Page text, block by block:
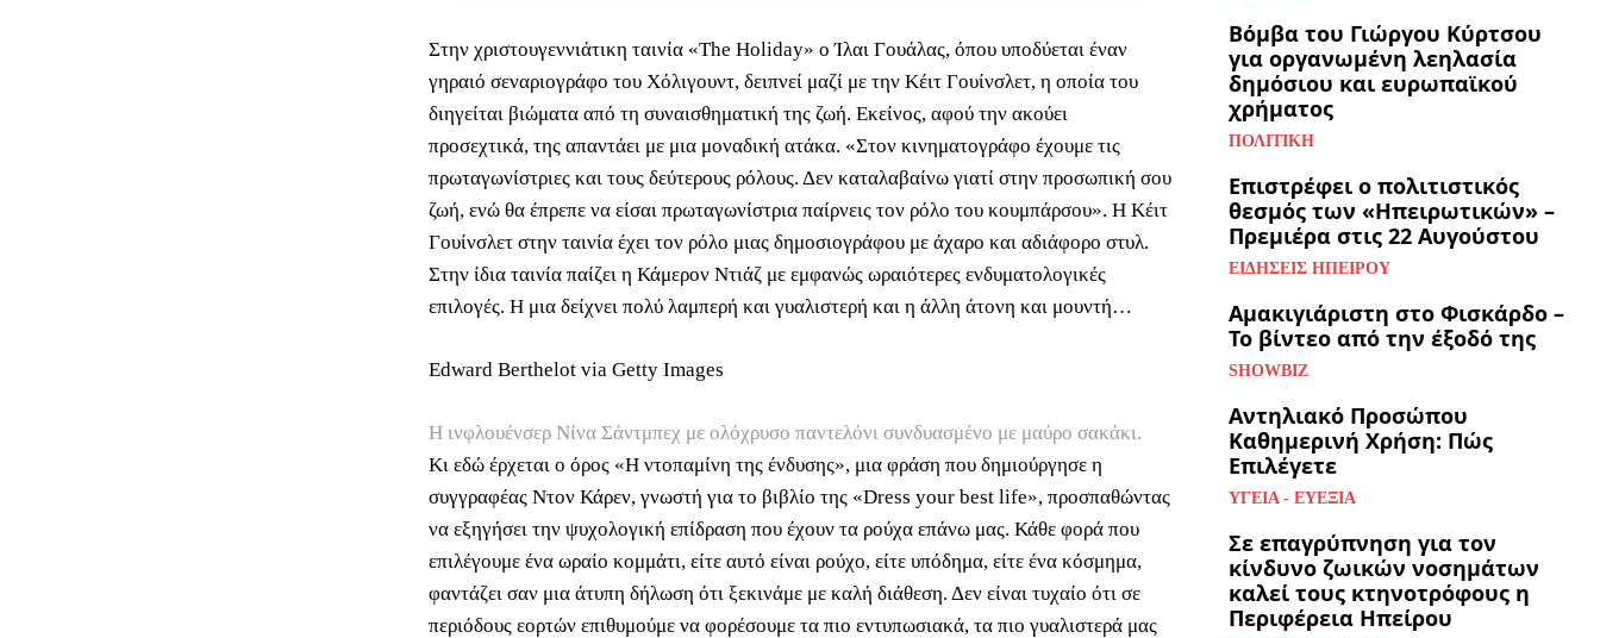
Στην χριστουγεννιάτικη ταινία «The Holiday» ο Ίλαι Γουάλας, όπου υποδύεται έναν
γηραιό σεναριογράφο του Χόλιγουντ, δειπνεί μαζί με την Κέιτ Γουίνσλετ, η οποία του
διηγείται βιώματα από τη συναισθηματική της ζωή. Εκείνος, αφού την ακούει
προσεχτικά, της απαντάει με μια μοναδική ατάκα. «Στον κινηματογράφο έχουμε τις
πρωταγωνίστριες και τους δεύτερους ρόλους. Δεν καταλαβαίνω γιατί στην προσωπική σου
ζωή, ενώ θα έπρεπε να είσαι πρωταγωνίστρια παίρνεις τον ρόλο του κουμπάρσου». Η Κέιτ
Γουίνσλετ στην ταινία έχει τον ρόλο μιας δημοσιογράφου με άχαρο και αδιάφορο στυλ.
Στην ίδια ταινία παίζει η Κάμερον Ντιάζ με εμφανώς ωραιότερες ενδυματολογικές
επιλογές. Η μια δείχνει πολύ λαμπερή και γυαλιστερή και η άλλη άτονη και μουντή…
Edward Berthelot via Getty Images
H ινφλουένσερ Νίνα Σάντμπεχ με ολόχρυσο παντελόνι συνδυασμένο με μαύρο σακάκι.
Κι εδώ έρχεται ο όρος «Η ντοπαμίνη της ένδυσης», μια φράση που δημιούργησε η
συγγραφέας Ντον Κάρεν, γνωστή για το βιβλίο της «Dress your best life», προσπαθώντας
να εξηγήσει την ψυχολογική επίδραση που έχουν τα ρούχα επάνω μας. Κάθε φορά που
επιλέγουμε ένα ωραίο κομμάτι, είτε αυτό είναι ρούχο, είτε υπόδημα, είτε ένα κόσμημα,
φαντάζει σαν μια άτυπη δήλωση ότι ξεκινάμε με καλή διάθεση. Δεν είναι τυχαίο ότι σε
περιόδους εορτών επιθυμούμε να φορέσουμε τα πιο εντυπωσιακά, τα πιο γυαλιστερά μας
Βόμβα του Γιώργου Κύρτσου
για οργανωμένη λεηλασία
δημόσιου και ευρωπαϊκού
χρήματος
ΠΟΛΙΤΙΚΉ
Επιστρέφει ο πολιτιστικός
θεσμός των «Ηπειρωτικών» –
Πρεμιέρα στις 22 Αυγούστου
ΕΙΔΉΣΕΙΣ ΗΠΕΊΡΟΥ
Αμακιγιάριστη στο Φισκάρδο –
Το βίντεο από την έξοδό της
SHOWBIZ
Αντηλιακό Προσώπου
Καθημερινή Χρήση: Πώς
Επιλέγετε
ΥΓΕΊΑ - ΕΥΕΞΊΑ
Σε επαγρύπνηση για τον
κίνδυνο ζωικών νοσημάτων
καλεί τους κτηνοτρόφους η
Περιφέρεια Ηπείρου